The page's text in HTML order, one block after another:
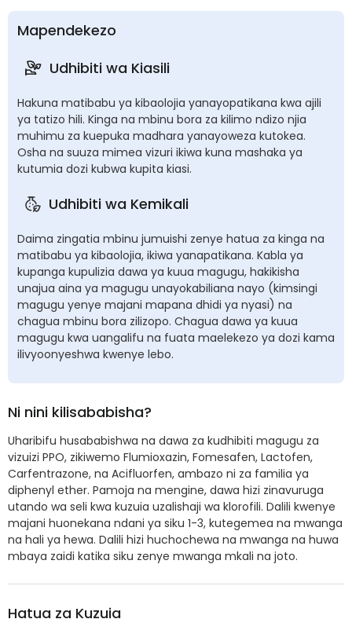
Mapendekezo
Udhibiti wa Kiasili
Hakuna matibabu ya kibaolojia yanayopatikana kwa ajili
ya tatizo hili. Kinga na mbinu bora za kilimo ndizo njia
muhimu za kuepuka madhara yanayoweza kutokea.
Osha na suuza mimea vizuri ikiwa kuna mashaka ya
kutumia dozi kubwa kupita kiasi.
Udhibiti wa Kemikali
Daima zingatia mbinu jumuishi zenye hatua za kinga na
matibabu ya kibaolojia, ikiwa yanapatikana. Kabla ya
kupanga kupulizia dawa ya kuua magugu, hakikisha
unajua aina ya magugu unayokabiliana nayo (kimsingi
magugu yenye majani mapana dhidi ya nyasi) na
chagua mbinu bora zilizopo. Chagua dawa ya kuua
magugu kwa uangalifu na fuata maelekezo ya dozi kama
ilivyoonyeshwa kwenye lebo.
Ni nini kilisababisha?
Uharibifu husababishwa na dawa za kudhibiti magugu za
vizuizi PPO, zikiwemo Flumioxazin, Fomesafen, Lactofen,
Carfentrazone, na Acifluorfen, ambazo ni za familia ya
diphenyl ether. Pamoja na mengine, dawa hizi zinavuruga
utando wa seli kwa kuzuia uzalishaji wa klorofili. Dalili kwenye
majani huonekana ndani ya siku 1-3, kutegemea na mwanga
na hali ya hewa. Dalili hizi huchochewa na mwanga na huwa
mbaya zaidi katika siku zenye mwanga mkali na joto.
Hatua za Kuzuia